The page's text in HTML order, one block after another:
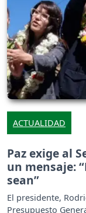
ACTUALIDAD
Paz exige al
un mensaje:
sean”
El presidente,
Presupuesto